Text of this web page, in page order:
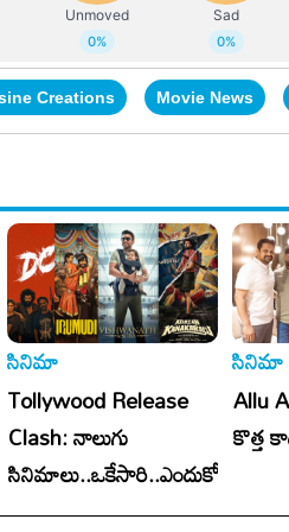
Creations Movie News
సినిమా
Tollywood Release
Clash: నాలుగు
సినిమాలు..ఒకేసారి..ఎందుకో?
సినిమా
Allu
కొత్త